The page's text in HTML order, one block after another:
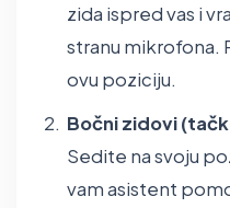
zida ispred vas i
stranu mikrofona.
ovu poziciju.
Bočni zidovi
Sedite na svoju
vam asistent